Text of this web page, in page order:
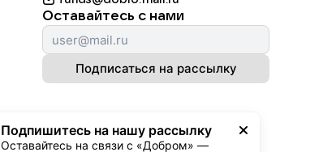
Подпишитесь на нашу рассылку
Оставайтесь на связи с «Добром» —
Оставайтесь с нами
Подписаться на рассылку